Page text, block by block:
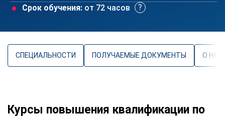
Срок обучения: от 72 часов
СПЕЦИАЛЬНОСТИ ПОЛУЧАЕМЫЕ ДОКУМЕНТЫ О
Курсы повышения квалификации по